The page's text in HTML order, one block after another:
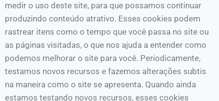
medir o uso deste site, para que possamos continuar
produzindo conteúdo atrativo. Esses cookies podem
rastrear itens como o tempo que você passa no site ou
as páginas visitadas, o que nos ajuda a entender como
podemos melhorar o site para você. Periodicamente,
testamos novos recursos e fazemos alterações subtis
na maneira como o site se apresenta. Quando ainda
estamos testando novos recursos, esses cookies